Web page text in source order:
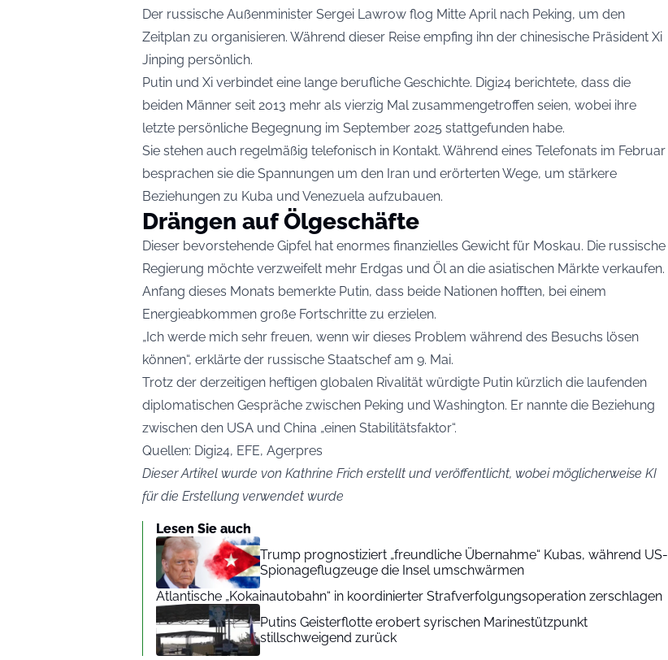
Der russische Außenminister Sergei Lawrow flog Mitte April nach Peking, um den
Zeitplan zu organisieren. Während dieser Reise empfing ihn der chinesische Präsident Xi
Jinping persönlich.
Putin und Xi verbindet eine lange berufliche Geschichte. Digi24 berichtete, dass die
beiden Männer seit 2013 mehr als vierzig Mal zusammengetroffen seien, wobei ihre
letzte persönliche Begegnung im September 2025 stattgefunden habe.
Sie stehen auch regelmäßig telefonisch in Kontakt. Während eines Telefonats im Februar
besprachen sie die Spannungen um den Iran und erörterten Wege, um stärkere
Beziehungen zu Kuba und Venezuela aufzubauen.
Drängen auf Ölgeschäfte
Dieser bevorstehende Gipfel hat enormes finanzielles Gewicht für Moskau. Die russische
Regierung möchte verzweifelt mehr Erdgas und Öl an die asiatischen Märkte verkaufen.
Anfang dieses Monats bemerkte Putin, dass beide Nationen hofften, bei einem
Energieabkommen große Fortschritte zu erzielen.
„Ich werde mich sehr freuen, wenn wir dieses Problem während des Besuchs lösen
können“, erklärte der russische Staatschef am 9. Mai.
Trotz der derzeitigen heftigen globalen Rivalität würdigte Putin kürzlich die laufenden
diplomatischen Gespräche zwischen Peking und Washington. Er nannte die Beziehung
zwischen den USA und China „einen Stabilitätsfaktor“.
Quellen: Digi24, EFE, Agerpres
Dieser Artikel wurde von Kathrine Frich erstellt und veröffentlicht, wobei möglicherweise KI
für die Erstellung verwendet wurde
Lesen Sie auch
Trump prognostiziert „freundliche Übernahme“ Kubas, während US-
Spionageflugzeuge die Insel umschwärmen
Atlantische „Kokainautobahn“ in koordinierter Strafverfolgungsoperation zerschlagen
Putins Geisterflotte erobert syrischen Marinestützpunkt
stillschweigend zurück